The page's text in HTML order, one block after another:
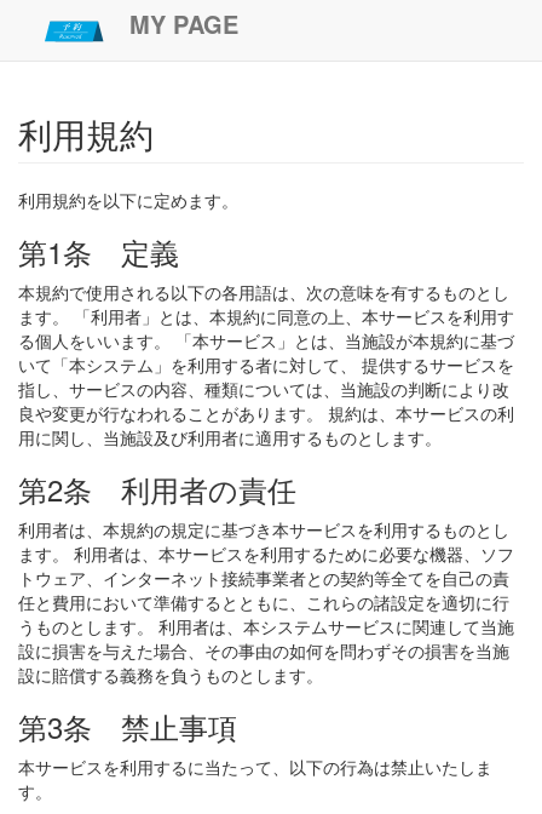
MY PAGE
利用規約
利用規約を以下に定めます。
第1条 定義
本規約で使用される以下の各用語は、次の意味を有するものとし
ます。 「利用者」とは、本規約に同意の上、本サービスを利用す
る個人をいいます。 「本サービス」とは、当施設が本規約に基づ
いて「本システム」を利用する者に対して、 提供するサービスを
指し、サービスの内容、種類については、当施設の判断により改
良や変更が行なわれることがあります。 規約は、本サービスの利
用に関し、当施設及び利用者に適用するものとします。
第2条 利用者の責任
利用者は、本規約の規定に基づき本サービスを利用するものとし
ます。 利用者は、本サービスを利用するために必要な機器、ソフ
トウェア、インターネット接続事業者との契約等全てを自己の責
任と費用において準備するとともに、これらの諸設定を適切に行
うものとします。 利用者は、本システムサービスに関連して当施
設に損害を与えた場合、その事由の如何を問わずその損害を当施
設に賠償する義務を負うものとします。
第3条 禁止事項
本サービスを利用するに当たって、以下の行為は禁止いたしま
す。